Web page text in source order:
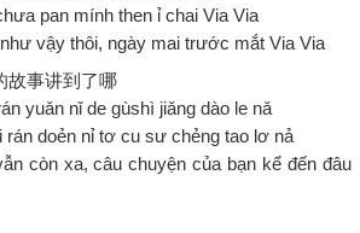
pan mính then ỉ chai Via Via
vậy thôi, ngày mai trước mắt Via Via
故事讲到了哪
yuǎn nǐ de gùshì jiǎng dào le nǎ
rán doẻn nỉ tơ cu sư chẻng tao lơ nả
còn xa, câu chuyện của bạn kể đến đâu